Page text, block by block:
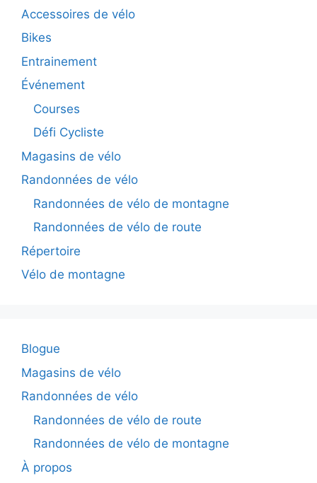
Accessoires de vélo
Bikes
Entrainement
Événement
Courses
Défi Cycliste
Magasins de vélo
Randonnées de vélo
Randonnées de vélo de montagne
Randonnées de vélo de route
Répertoire
Vélo de montagne
Blogue
Magasins de vélo
Randonnées de vélo
Randonnées de vélo de route
Randonnées de vélo de montagne
À propos